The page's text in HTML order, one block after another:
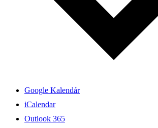
Google Kalendár
iCalendar
Outlook 365